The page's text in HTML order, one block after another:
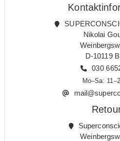
Nikolai
D-10119
030
Mo–Sa: